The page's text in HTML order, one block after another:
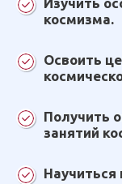
космизма.
Освоить
Получить
занятий
Научиться